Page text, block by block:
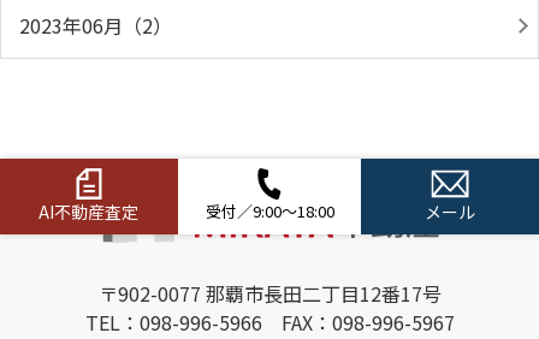
2023年06月（2）
AI不動産査定 受付／9:00～18:00 メール
〒902-0077 那覇市長田二丁目12番17号
TEL：098-996-5966 FAX：098-996-5967